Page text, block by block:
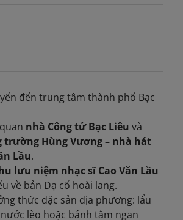
đến trung tâm thành phố Bạc
nhà Công tử Bạc Liêu và
trường Hùng Vương – nhà hát
Lầu.
lưu niệm nhạc sĩ Cao Văn Lầu
về bản Dạ cổ hoài lang.
thức đặc sản địa phương: lẩu
lèo hoặc bánh tằm ngan